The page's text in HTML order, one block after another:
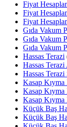
Fiyat
Fiyat
Fiyat
Gıda Vakum
Gıda Vakum
Gıda Vakum
Hassas Terazi
Hassas Terazi
Hassas Terazi
Kasap Kıyma
Kasap Kıyma
Kasap Kıyma
Küçük Baş
Küçük Baş